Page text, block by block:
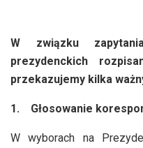
W związku
prezydenckich
przekazujemy kilka
1. Głosowanie
W wyborach na